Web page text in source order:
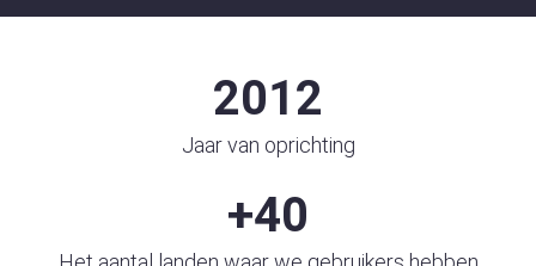
Jaar van oprichting
2012
+40